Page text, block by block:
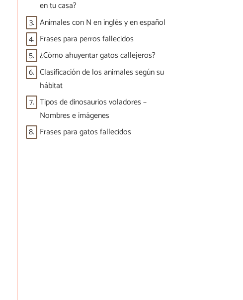
en tu casa?
3. Animales con N en inglés y en español
4. Frases para perros fallecidos
5. ¿Cómo ahuyentar gatos callejeros?
6. Clasificación de los animales según su
hábitat
7. Tipos de dinosaurios voladores –
Nombres e imágenes
8. Frases para gatos fallecidos